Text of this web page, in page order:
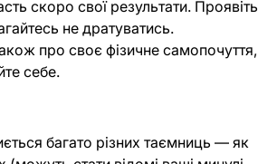
скоро свої результати. Проявіть
про своє фізичне самопочуття,
себе.
багато різних таємниць — як